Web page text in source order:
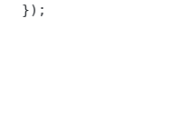
});